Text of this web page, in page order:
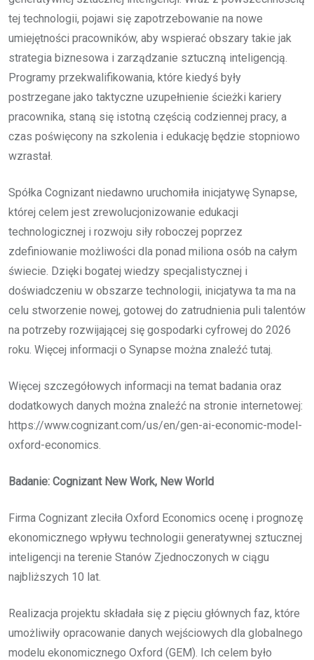
tej technologii, pojawi się zapotrzebowanie na nowe
umiejętności pracowników, aby wspierać obszary takie jak
strategia biznesowa i zarządzanie sztuczną inteligencją.
Programy przekwalifikowania, które kiedyś były
postrzegane jako taktyczne uzupełnienie ścieżki kariery
pracownika, staną się istotną częścią codziennej pracy, a
czas poświęcony na szkolenia i edukację będzie stopniowo
wzrastał.
Spółka Cognizant niedawno uruchomiła inicjatywę Synapse,
której celem jest zrewolucjonizowanie edukacji
technologicznej i rozwoju siły roboczej poprzez
zdefiniowanie możliwości dla ponad miliona osób na całym
świecie. Dzięki bogatej wiedzy specjalistycznej i
doświadczeniu w obszarze technologii, inicjatywa ta ma na
celu stworzenie nowej, gotowej do zatrudnienia puli talentów
na potrzeby rozwijającej się gospodarki cyfrowej do 2026
roku. Więcej informacji o Synapse można znaleźć tutaj.
Więcej szczegółowych informacji na temat badania oraz
dodatkowych danych można znaleźć na stronie internetowej:
https://www.cognizant.com/us/en/gen-ai-economic-model-
oxford-economics.
Badanie: Cognizant New Work, New World
Firma Cognizant zleciła Oxford Economics ocenę i prognozę
ekonomicznego wpływu technologii generatywnej sztucznej
inteligencji na terenie Stanów Zjednoczonych w ciągu
najbliższych 10 lat.
Realizacja projektu składała się z pięciu głównych faz, które
umożliwiły opracowanie danych wejściowych dla globalnego
modelu ekonomicznego Oxford (GEM). Ich celem było